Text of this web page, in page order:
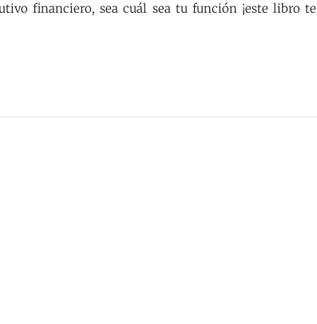
financiero, sea cuál sea tu función ¡este libro te